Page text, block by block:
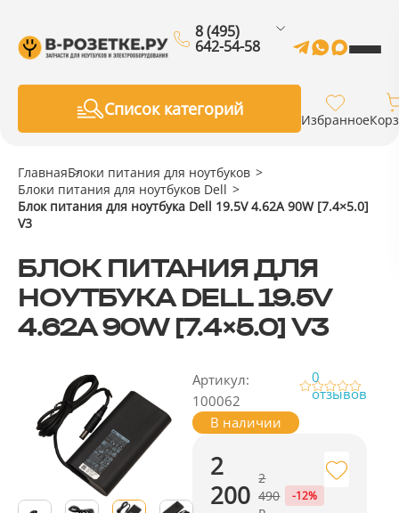
8 (495)
642-54-58
Список категорий
Избранное
ГлавнаяБлоки питания для ноутбуков
Блоки питания для ноутбуков Dell
Блок питания для ноутбука Dell 19.5V 4.62A 90W [7.4×5.0]
V3
БЛОК ПИТАНИЯ ДЛЯ
НОУТБУКА DELL 19.5V
4.62A 90W [7.4×5.0] V3
Артикул:
100062
В наличии
0
отзывов
2
200
2
490
-12%